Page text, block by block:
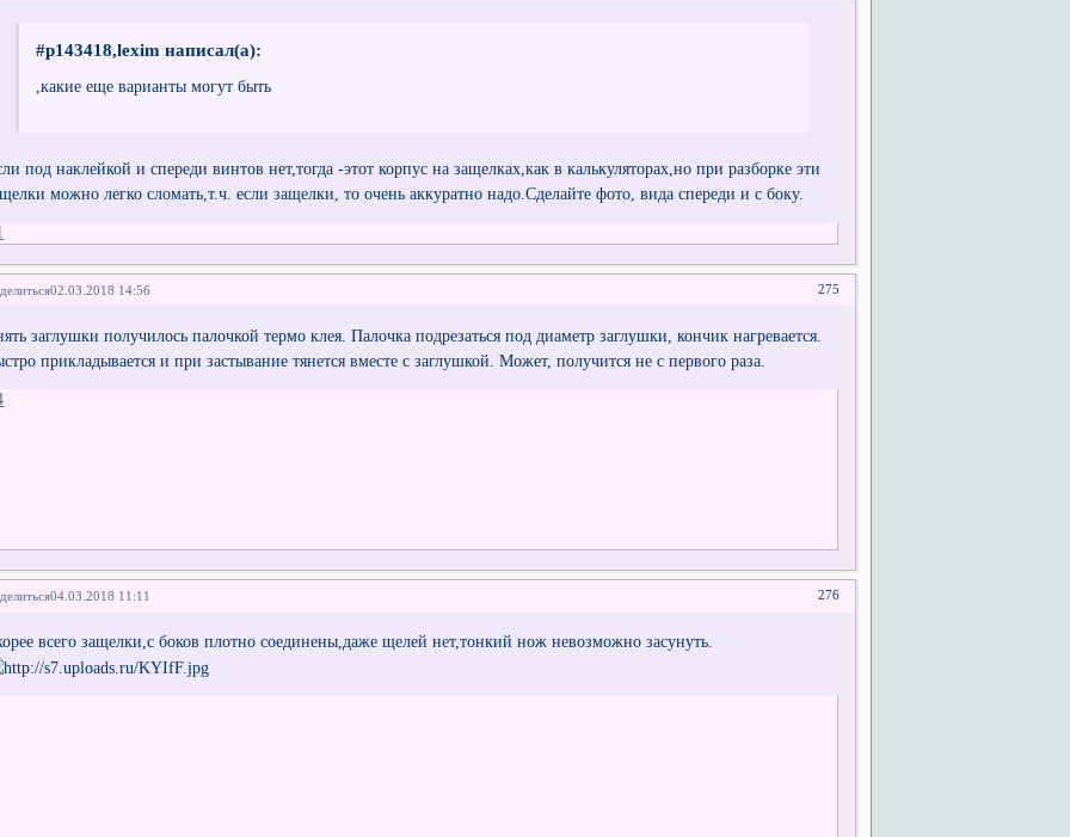
#p143418,lexim написал(а):
,какие еще варианты могут быть
под наклейкой и спереди винтов нет,тогда -этот корпус на защелках,как в калькуляторах,но при разборке эти
можно легко сломать,т.ч. если защелки, то очень аккуратно надо.Сделайте фото, вида спереди и с боку.
275
02.03.2018 14:56
заглушки получилось палочкой термо клея. Палочка подрезаться под диаметр заглушки, кончик нагревается.
прикладывается и при застывание тянется вместе с заглушкой. Может, получится не с первого раза.
276
04.03.2018 11:11
всего защелки,с боков плотно соединены,даже щелей нет,тонкий нож невозможно засунуть.